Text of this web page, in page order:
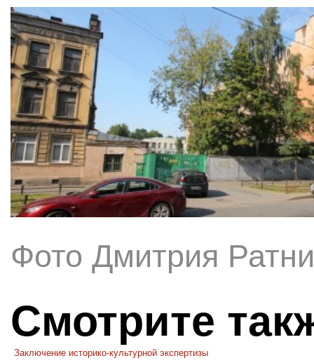
Фото Дмитрия
Смотрите
Заключение историко-культурной экспертизы